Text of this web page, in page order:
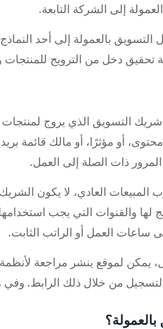
إلى الشركة التابعة.
بالعمولة إلى أحد
تحقيق دخل من الترويج
التسويق الذي يروج
أو مؤثرًا، أو مالك قائمة
ذات الصلة إلى العمل.
العادي، لا يكون
لها والقنوات التي يجب
ساعات العمل أو الراتب الثابت.
يمكن لموقع ينشر مراجعة
من خلال ذلك الرابط. وفي